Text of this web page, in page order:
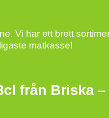
Vi har ett brett
matkasse!
från Briska